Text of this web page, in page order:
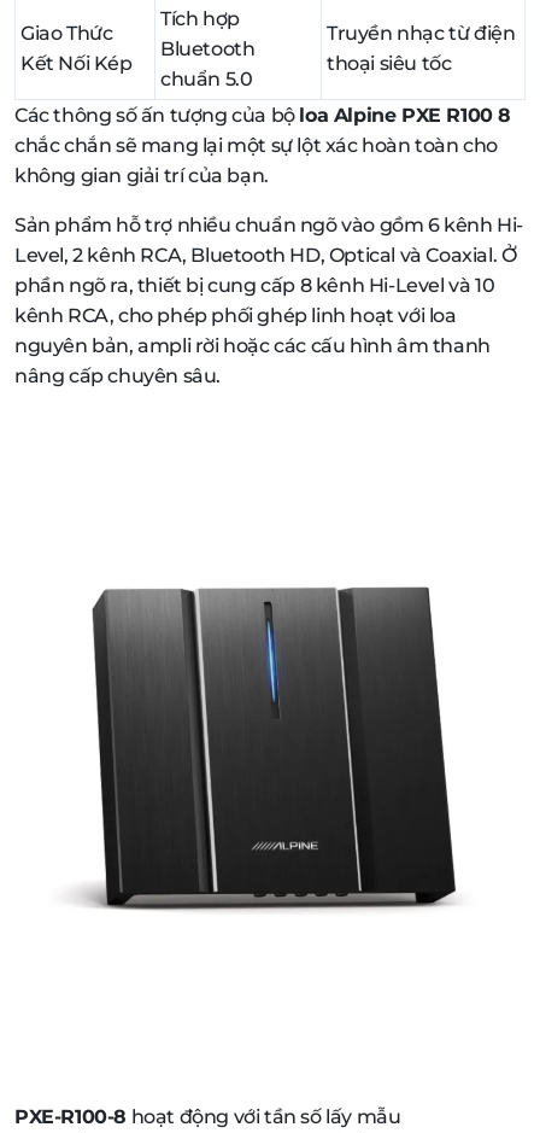
Giao Thức
Kết Nối Kép
Tích hợp
Bluetooth
chuẩn 5.0
Truyền nhạc từ điện
thoại siêu tốc
Các thông số ấn tượng của bộ loa Alpine PXE R100 8
chắc chắn sẽ mang lại một sự lột xác hoàn toàn cho
không gian giải trí của bạn.
Sản phẩm hỗ trợ nhiều chuẩn ngõ vào gồm 6 kênh Hi-
Level, 2 kênh RCA, Bluetooth HD, Optical và Coaxial. Ở
phần ngõ ra, thiết bị cung cấp 8 kênh Hi-Level và 10
kênh RCA, cho phép phối ghép linh hoạt với loa
nguyên bản, ampli rời hoặc các cấu hình âm thanh
nâng cấp chuyên sâu.
PXE-R100-8 hoạt động với tần số lấy mẫu